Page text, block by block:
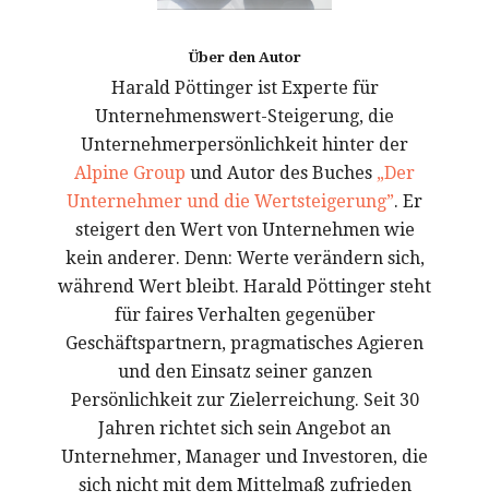
Über den Autor
Harald Pöttinger ist Experte für
Unternehmenswert-Steigerung, die
Unternehmerpersönlichkeit hinter der
Alpine Group und Autor des Buches „Der
Unternehmer und die Wertsteigerung”. Er
steigert den Wert von Unternehmen wie
kein anderer. Denn: Werte verändern sich,
während Wert bleibt. Harald Pöttinger steht
für faires Verhalten gegenüber
Geschäftspartnern, pragmatisches Agieren
und den Einsatz seiner ganzen
Persönlichkeit zur Zielerreichung. Seit 30
Jahren richtet sich sein Angebot an
Unternehmer, Manager und Investoren, die
sich nicht mit dem Mittelmaß zufrieden